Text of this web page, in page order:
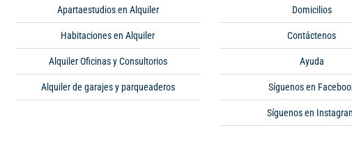
Apartaestudios en Alquiler
Habitaciones en Alquiler
Alquiler Oficinas y Consultorios
Alquiler de garajes y parqueaderos
Domicilios
Contáctenos
Ayuda
Síguenos en
Síguenos en